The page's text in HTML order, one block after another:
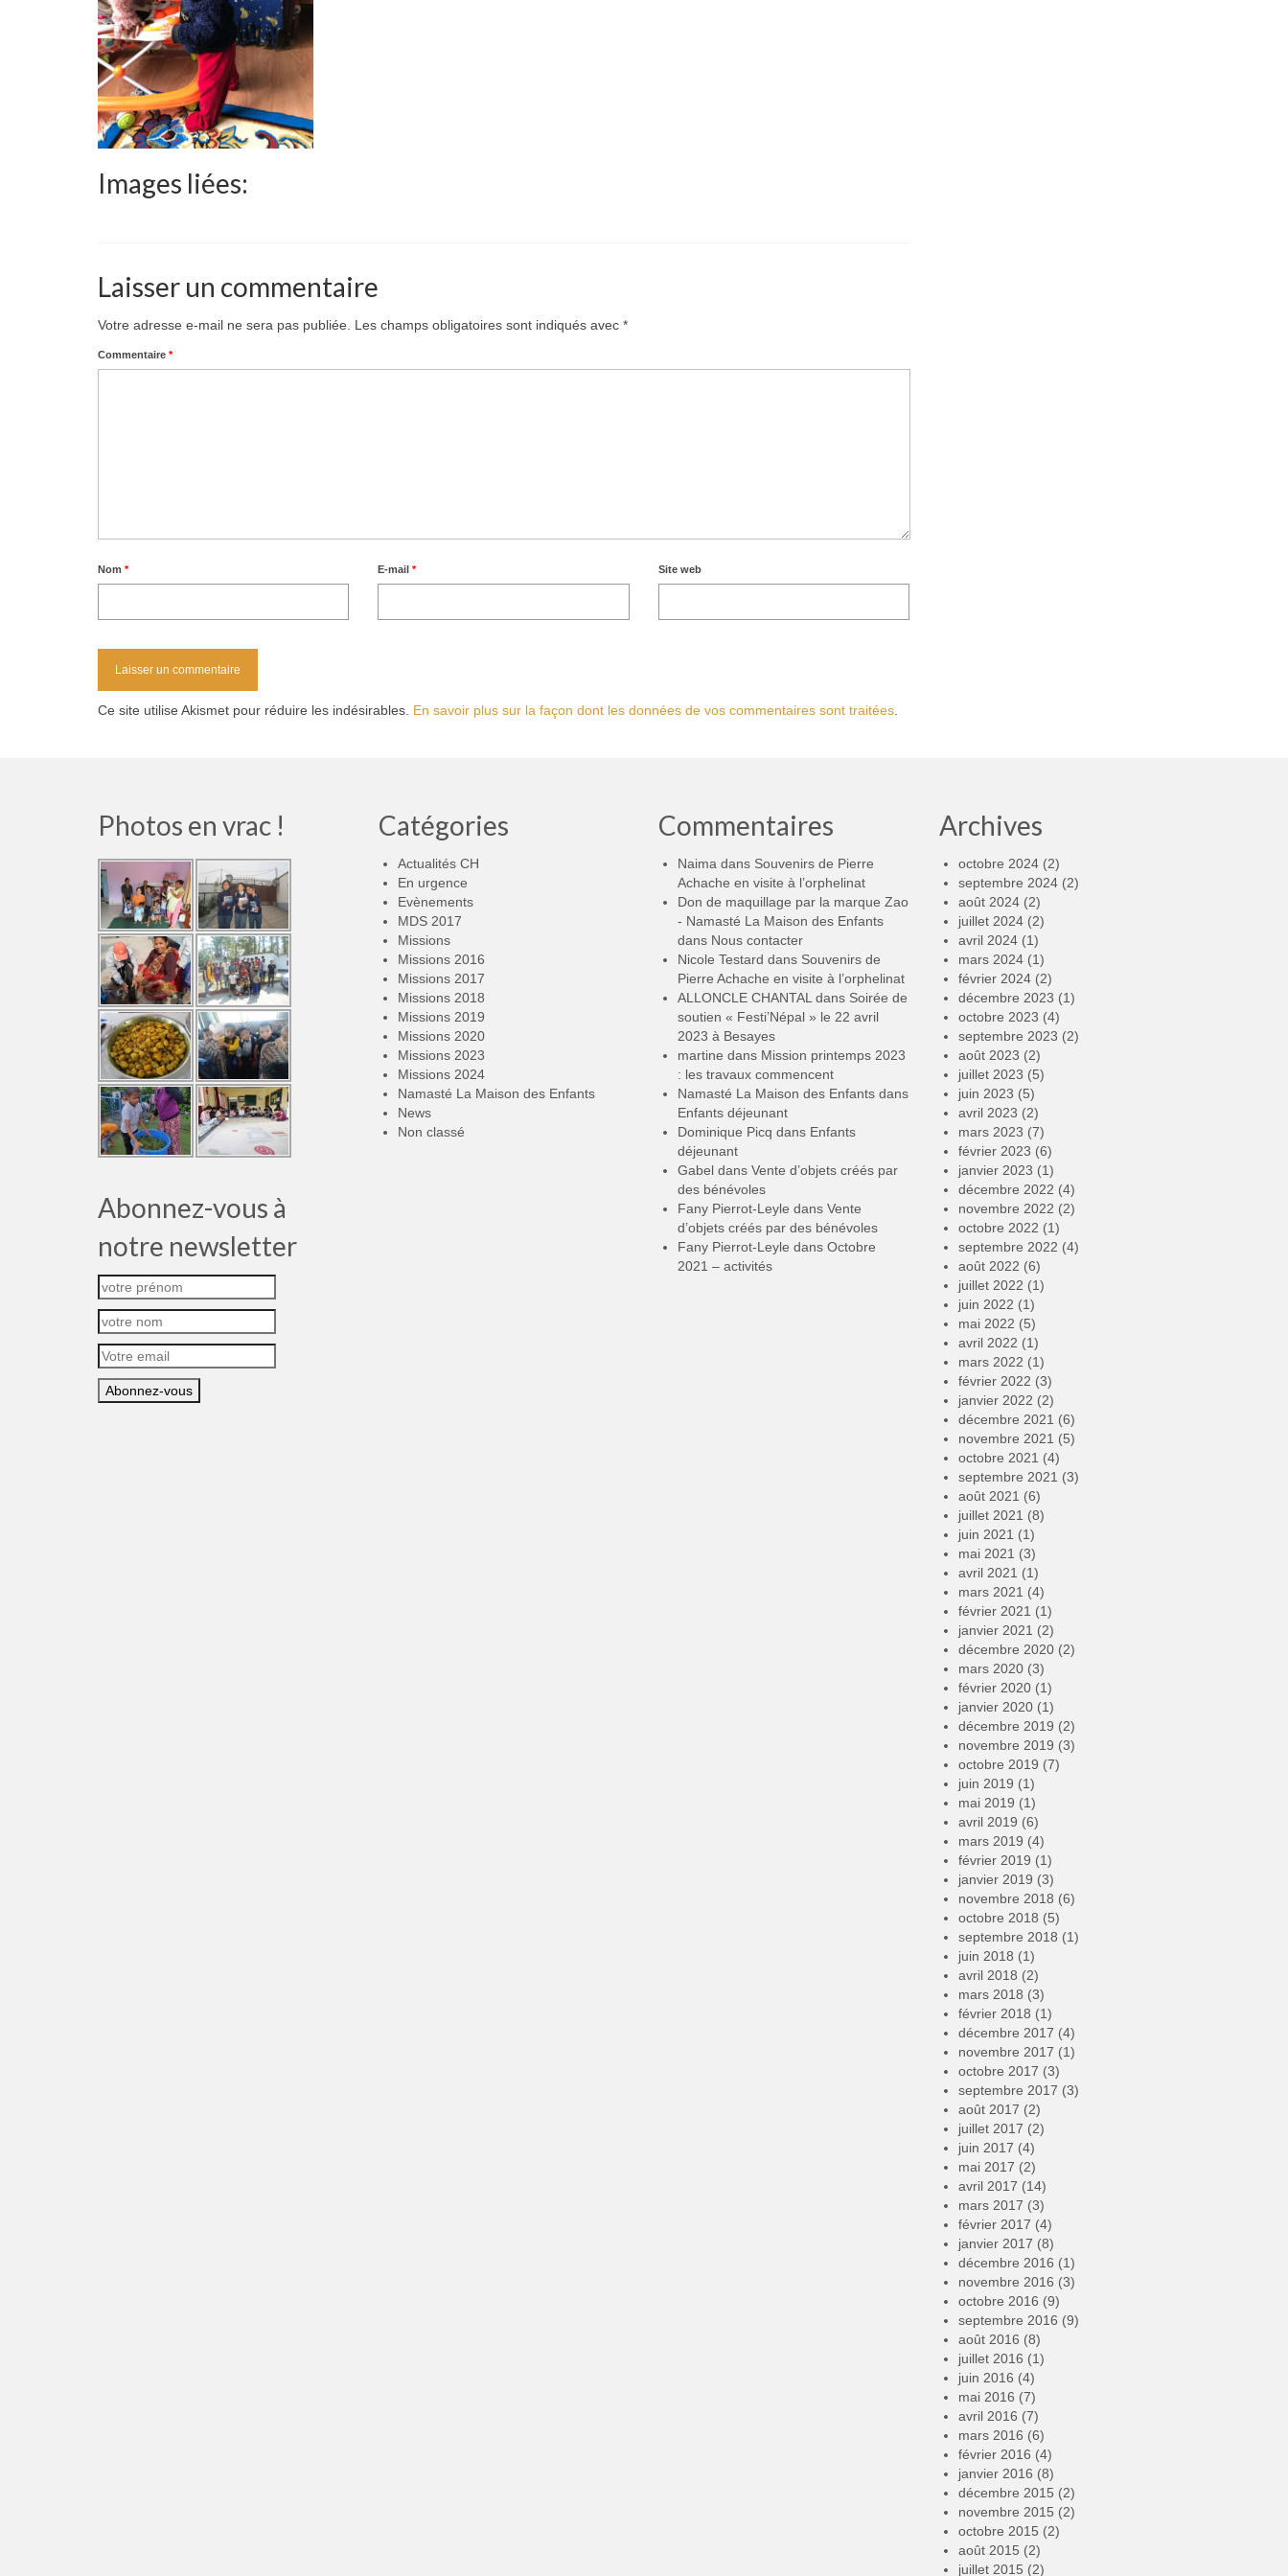
Images liées:
Laisser un commentaire
Votre adresse e-mail ne sera pas publiée. Les champs obligatoires sont indiqués avec *
Commentaire *
Nom * E-mail* Site web
Ce site utilise Akismet pour réduire les indésirables. En savoir plus sur la façon dont les données de vos commentaires sont traitées
Photos en vrac !
Abonnez-vous à
notre newsletter
Catégories
Actualités CH
En urgence
Evènements
MDS 2017
Missions
Missions 2016
Missions 2017
Missions 2018
Missions 2019
Missions 2020
Missions 2023
Missions 2024
Namasté La Maison des Enfants
News
Non classé
Commentaires
Naima dans Souvenirs de Pierre
Achache en visite à l’orphelinat
Don de maquillage par la marque Zao
- Namasté La Maison des Enfants
dans Nous contacter
Nicole Testard dans Souvenirs de
Pierre Achache en visite à l’orphelinat
ALLONCLE CHANTAL dans Soirée de
soutien « Festi’Népal » le 22 avril
2023 à Besayes
martine dans Mission printemps 2023
: les travaux commencent
Namasté La Maison des Enfants dans
Enfants déjeunant
Dominique Picq dans Enfants
déjeunant
Gabel dans Vente d’objets créés par
des bénévoles
Fany Pierrot-Leyle dans Vente
d’objets créés par des bénévoles
Fany Pierrot-Leyle dans Octobre
2021 – activités
Archives
octobre 2024(2)
septembre 2024(2)
août 2024(2)
juillet 2024(2)
avril 2024(1)
mars 2024(1)
février 2024(2)
décembre 2023 (1)
octobre 2023 (4)
septembre 2023 (2)
août 2023 (2)
juillet 2023 (5)
juin 2023 (5)
avril 2023 (2)
mars 2023 (7)
février 2023 (6)
janvier 2023 (1)
décembre 2022 (4)
novembre 2022 (2)
octobre 2022 (1)
septembre 2022 (4)
août 2022 (6)
juillet 2022 (1)
juin 2022 (1)
mai 2022 (5)
avril 2022 (1)
mars 2022 (1)
février 2022 (3)
janvier 2022 (2)
décembre 2021 (6)
novembre 2021 (5)
octobre 2021 (4)
septembre 2021 (3)
août 2021 (6)
juillet 2021 (8)
juin 2021 (1)
mai 2021 (3)
avril 2021 (1)
mars 2021 (4)
février 2021 (1)
janvier 2021 (2)
décembre 2020(2)
mars 2020(3)
février 2020(1)
janvier 2020(1)
décembre 2019 (2)
novembre 2019 (3)
octobre 2019 (7)
juin 2019 (1)
mai 2019 (1)
avril 2019 (6)
mars 2019 (4)
février 2019 (1)
janvier 2019 (3)
novembre 2018 (6)
octobre 2018 (5)
septembre 2018 (1)
juin 2018 (1)
avril 2018 (2)
mars 2018 (3)
février 2018 (1)
décembre 2017 (4)
novembre 2017 (1)
octobre 2017 (3)
septembre 2017 (3)
août 2017 (2)
juillet 2017 (2)
juin 2017 (4)
mai 2017 (2)
avril 2017 (14)
mars 2017 (3)
février 2017 (4)
janvier 2017 (8)
décembre 2016 (1)
novembre 2016 (3)
octobre 2016 (9)
septembre 2016 (9)
août 2016 (8)
juillet 2016 (1)
juin 2016 (4)
mai 2016 (7)
avril 2016 (7)
mars 2016 (6)
février 2016 (4)
janvier 2016 (8)
décembre 2015 (2)
novembre 2015 (2)
octobre 2015 (2)
août 2015 (2)
juillet 2015 (2)